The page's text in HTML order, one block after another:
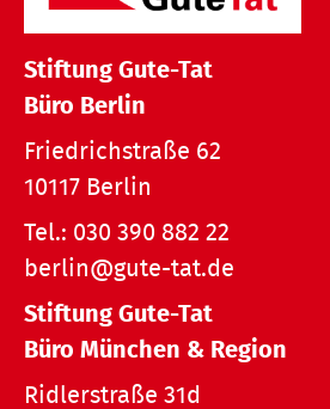
Stiftung Gute-Tat
Büro Berlin
Friedrichstraße 62
10117 Berlin
Tel.: 030 390 882 22
berlin@gute-tat.de
Stiftung Gute-Tat
Büro München & Region
Ridlerstraße 31d